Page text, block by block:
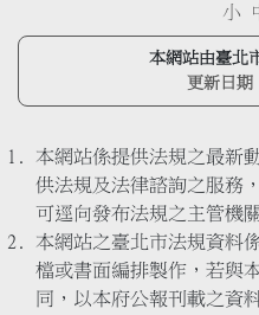
小
本網站由臺北
更新日期
本網站係提供法規之最新
供法規及法律諮詢之服務
可逕向發布法規之主管機
本網站之臺北市法規資料
檔或書面編排製作，若與
同，以本府公報刊載之資